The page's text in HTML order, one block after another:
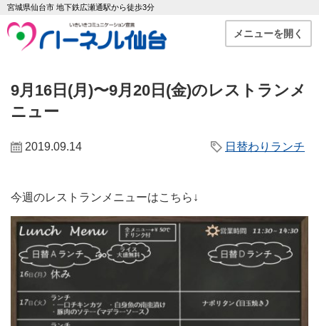
宮城県仙台市 地下鉄広瀬通駅から徒歩3分
メニューを開く
9月16日(月)〜9月20日(金)のレストランメ
ニュー
2019.09.14 日替わりランチ
今週のレストランメニューはこちら↓